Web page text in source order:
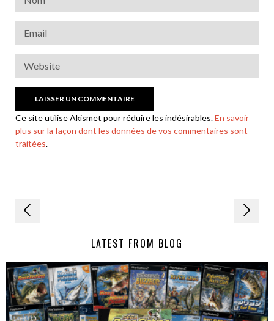
Ce site utilise Akismet pour réduire les indésirables.En savoir
plus sur la façon dont les données de vos commentaires sont
traitées.
Navigation
de LATEST FROM BLOG